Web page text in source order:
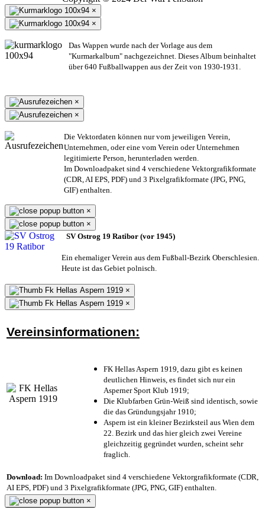
×
×
Das Wappen wurde nach der Vorlage aus dem
"Kurmarkalbum" nachgezeichnet. Dieses Album beinhaltet
über 640 Fußballwappen aus der Zeit von 1930-1931.
×
×
Die Vektordaten können nur vom jeweiligen Verein,
Unternehmen, oder eine vom Verein oder Unternehmen
legitimierte Person, herunterladen werden.
Im Downloadpaket sind 4 verschiedene Vektorgrafikformate
(CDR, AI EPS, PDF) und 3 Pixelgrafikformate (JPG, PNG,
GIF) enthalten.
×
×
SV Ostrog 19 Ratibor (vor 1945)
Ein ehemaliger Verein aus dem Fußball-Bezirk Oberschlesien.
Heute ist das Gebiet polnisch.
×
×
Vereinsinformationen:
FK Hellas Aspern 1919, dazu gibt es keinen
deutlichen Hinweis, es findet sich nur ein
Asperner Sport Klub 1919;
Die Klubfarben Grün-Weiß sind identisch, sowie
die das Gründungsjahr 1910;
Aspern ist ein kleiner Bezirksteil aus Wien dem
22. Bezirk und das hier gleich zwei Vereine
gleichzeitig gegründet wurden, scheint sehr
fraglich.
Download: Im Downloadpaket sind 4 verschiedene Vektorgrafikformate (CDR,
AI EPS, PDF) und 3 Pixelgrafikformate (JPG, PNG, GIF) enthalten.
×